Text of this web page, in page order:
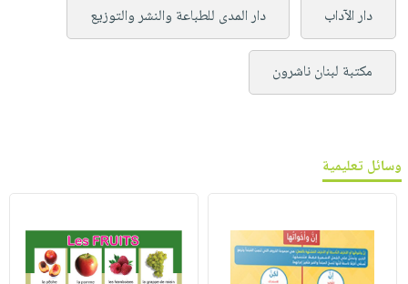
دار الآداب دار المدى للطباعة والنشر والتوزيع
مكتبة لبنان ناشرون
وسائل تعليمية